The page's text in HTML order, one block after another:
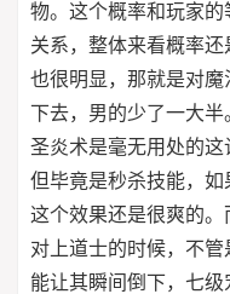
物。这个概率和玩家
关系，整体来看概率
也很明显，那就是对
下去，男的少了一大半
圣炎术是毫无用处的这
但毕竟是秒杀技能，如
这个效果还是很爽的
对上道士的时候，不
能让其瞬间倒下，七